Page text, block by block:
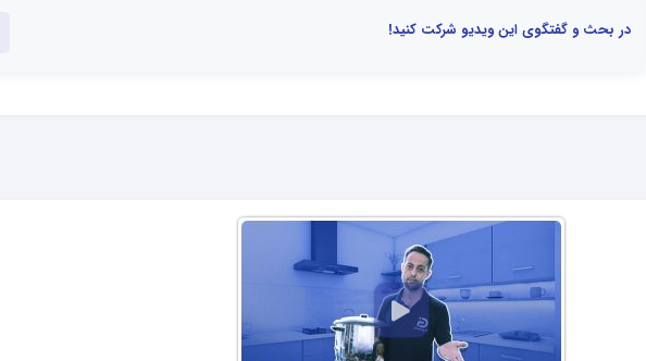
در بحث و گفتگوی این ویدیو شرکت کنید!